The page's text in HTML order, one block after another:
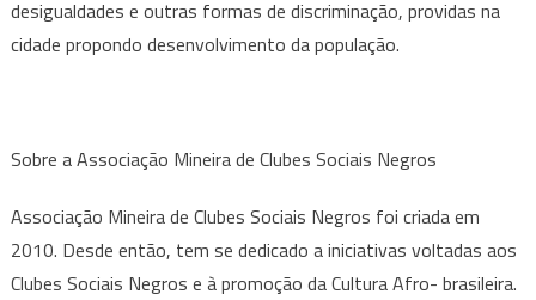
desigualdades e outras formas de discriminação, providas na
cidade propondo desenvolvimento da população.
Sobre a Associação Mineira de Clubes Sociais Negros
Associação Mineira de Clubes Sociais Negros foi criada em
2010. Desde então, tem se dedicado a iniciativas voltadas aos
Clubes Sociais Negros e à promoção da Cultura Afro- brasileira.